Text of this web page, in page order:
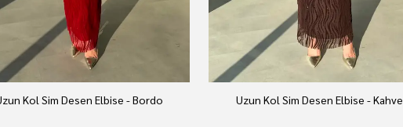
Kol Sim Desen Elbise - Bordo Uzun Kol Sim Desen Elbise - Kahve